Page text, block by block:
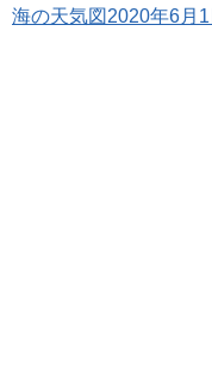
海の天気図2020年6月1